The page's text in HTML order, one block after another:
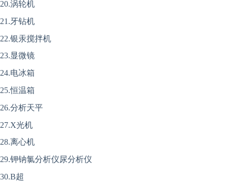
20.涡轮机
21.牙钻机
22.银汞搅拌机
23.显微镜
24.电冰箱
25.恒温箱
26.分析天平
27.X光机
28.离心机
29.钾钠氯分析仪尿分析仪
30.B超